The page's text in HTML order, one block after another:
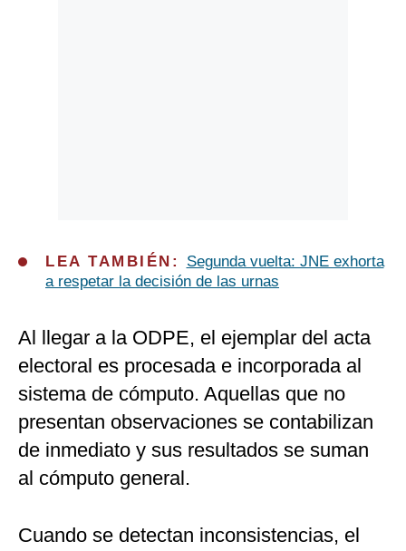
LEA TAMBIÉN: Segunda vuelta: JNE exhorta
a respetar la decisión de las urnas
Al llegar a la ODPE, el ejemplar del acta
electoral es procesada e incorporada al
sistema de cómputo. Aquellas que no
presentan observaciones se contabilizan
de inmediato y sus resultados se suman
al cómputo general.
Cuando se detectan inconsistencias, el